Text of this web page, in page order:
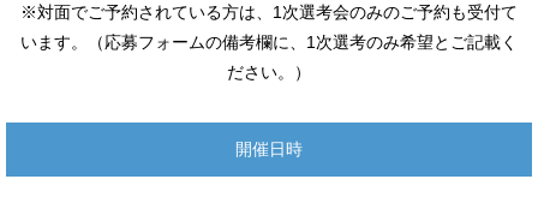
※対面でご予約されている方は、1次選考会のみのご予約も受付て
います。（応募フォームの備考欄に、1次選考のみ希望とご記載く
ださい。）
開催日時